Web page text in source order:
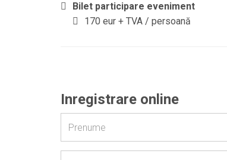
Bilet participare eveniment
170 eur + TVA / persoană
Inregistrare online